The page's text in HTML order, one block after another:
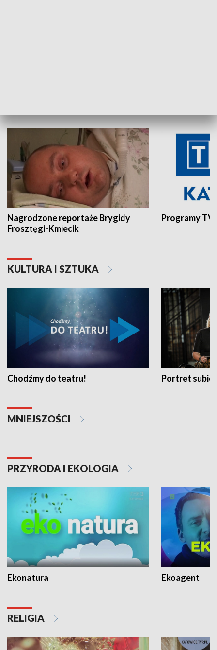
Nagrodzone reportaże Brygidy
Frosztęgi-Kmiecik
Programy
KULTURA I SZTUKA
Chodźmy do teatru! Portret
MNIEJSZOŚCI
PRZYRODA I EKOLOGIA
Ekonatura Ekoagent
RELIGIA